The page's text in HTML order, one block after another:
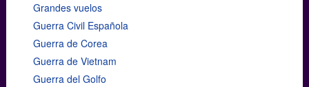
Grandes vuelos
Guerra Civil Española
Guerra de Corea
Guerra de Vietnam
Guerra del Golfo